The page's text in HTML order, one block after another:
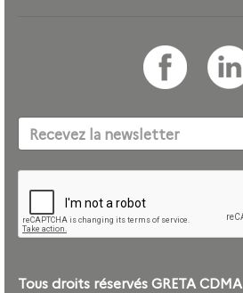
Tous droits réservés GRETA CDMA